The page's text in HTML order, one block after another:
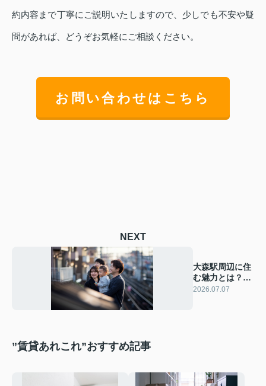
約内容まで丁寧にご説明いたしますので、少しでも不安や疑
問があれば、どうぞお気軽にご相談ください。
お問い合わせはこちら
NEXT
大森駅周辺に住
む魅力とは？単
身とファミリー
2026.07.07
”賃貸あれこれ”おすすめ記事